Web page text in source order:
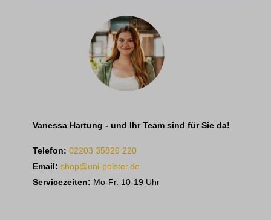
Vanessa Hartung - und Ihr Team sind für Sie da!
Telefon: 02203 35826 220
Email: shop@uni-polster.de
Servicezeiten: Mo-Fr. 10-19 Uhr